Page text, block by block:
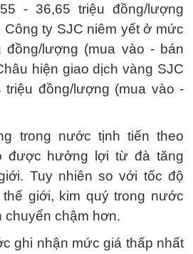
- 36,65 triệu đồng/lượng
Công ty SJC niêm yết ở mức
đồng/lượng (mua vào - bán
hiện giao dịch vàng SJC
triệu đồng/lượng (mua vào -
trong nước tịnh tiến theo
được hưởng lợi từ đà tăng
Tuy nhiên so với tốc độ
giới, kim quý trong nước
chậm hơn.
ghi nhận mức giá thấp nhất